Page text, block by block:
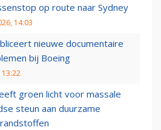
op route naar Sydney
14:03
nieuwe documentaire
bij Boeing
13:22
groen licht voor massale
steun aan duurzame